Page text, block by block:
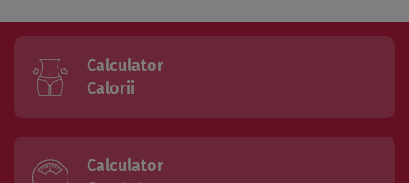
Calculator
Calorii
Calculator